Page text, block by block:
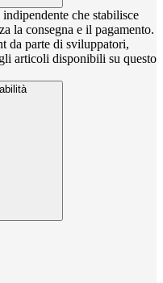
che stabilisce
la consegna e il pagamento.
da parte di sviluppatori,
articoli disponibili su questo